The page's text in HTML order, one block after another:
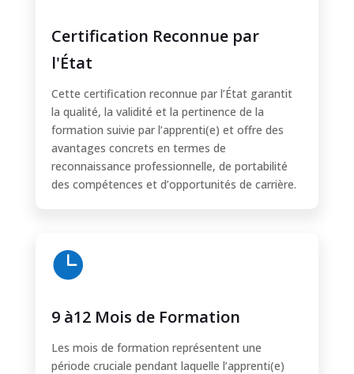
Certification Reconnue par
l'État
Cette certification reconnue par l’État garantit
la qualité, la validité et la pertinence de la
formation suivie par l’apprenti(e) et offre des
avantages concrets en termes de
reconnaissance professionnelle, de portabilité
des compétences et d’opportunités de carrière.

9 à12 Mois de Formation
Les mois de formation représentent une
période cruciale pendant laquelle l’apprenti(e)